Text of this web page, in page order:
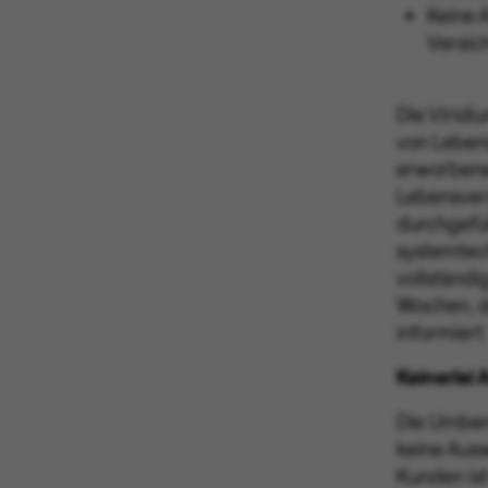
Keine
Die
von
Wochen,
informiert.
Keinerlei
Die
keine
Kunden